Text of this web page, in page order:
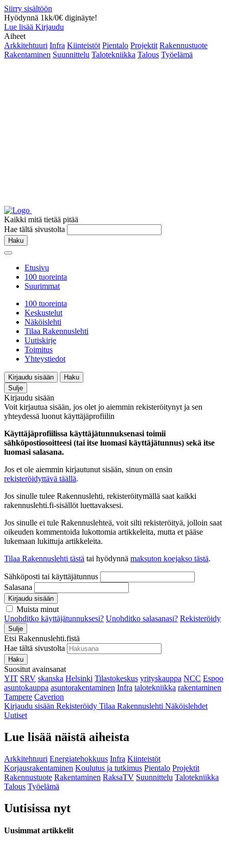
Siirry sisältöön
Hyödynnä 1kk/0€ diginäyte!
Lue lisää Kirjaudu
Aiheet
Arkkitehtuuri Infra Kiinteistöt Pientalo Projektit Rakennustuote
Rakentaminen Suunnittelu Talotekniikka Talous Työelämä
Kaikki mitä tietää pitää
Hae tältä sivustolta
Haku
Etusivu
100 tuoreinta
Suurimmat
100 tuoreinta
Keskustelut
Näköislehti
Tilaa Rakennuslehti
Uutiskirje
Toimitus
Yhteystiedot
Kirjaudu sisään
Haku
Sulje
Kirjaudu sisään
Voit kirjautua sisään, jos olet jo aiemmin rekisteröitynyt ja sen
yhteydessä luonut käyttäjäprofiilin
Käyttäjäprofiilissa käyttäjätunnuksenasi toimii
sähköpostiosoitteesi (tai itse luomasi käyttäjätunnus) sekä itse
luomasi salasana.
Jos et ole aiemmin kirjautunut sisään, sinun on ensin
rekisteröidyttävä täällä.
Jos sinulle tulee Rakennuslehti, rekisteröitymällä saat kaikki
rakennuslehti.fi-sisällöt luettavaksesi.
Jos sinulle ei tule Rakennuslehteä, voit silti rekisteröityä, jolloin saat
oikeuden kommentoida lukottomia artikkeleita, mutta et pääse
lukemaan lukittuja artikkeleita.
Tilaa Rakennuslehti tästä tai hyödynnä maksuton koejakso tästä.
Sähköposti tai käyttäjätunnus
Salasana
Kirjaudu sisään
Muista minut
Unohditko käyttäjätunnuksesi? Unohditko salasanasi? Rekisteröidy
Sulje
Etsi Rakennuslehti.fistä
Hae tältä sivustolta
Haku
Suositut avainsanat
YIT SRV skanska Helsinki Tilastokeskus yrityskauppa NCC Espoo
asuntokauppa asuntorakentaminen Infra talotekniikka rakentaminen
Tampere Caverion
Kirjaudu sisään Rekisteröidy Tilaa Rakennuslehti Näköislehdet
Uutiset
Lue lisää näistä aiheista
Arkkitehtuuri Energiatehokkuus Infra Kiinteistöt
Korjausrakentaminen Koulutus ja tutkimus Pientalo Projektit
Rakennustuote Rakentaminen RaksaTV Suunnittelu Talotekniikka
Talous Työelämä
Uutisissa nyt
Uusimmat artikkelit